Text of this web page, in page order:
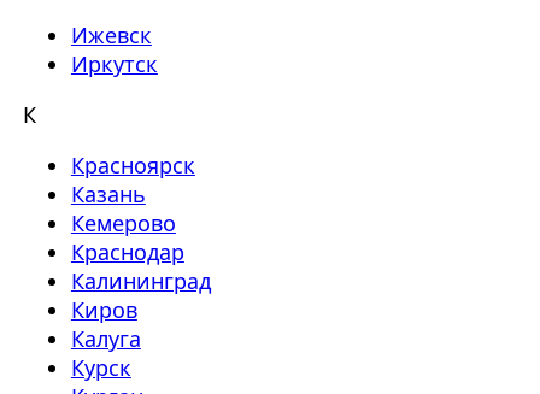
Ижевск
Иркутск
К
Красноярск
Казань
Кемерово
Краснодар
Калининград
Киров
Калуга
Курск